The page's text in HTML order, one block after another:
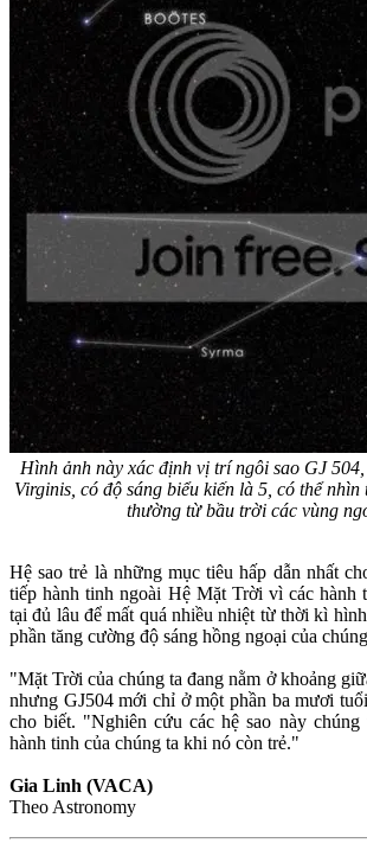
Hình ảnh này xác định vị trí ngôi sao GJ
Virginis, có độ sáng biểu kiến là 5, có thể
thường từ bầu trời các vùng
Hệ sao trẻ là những mục tiêu hấp dẫn nhất
tiếp hành tinh ngoài Hệ Mặt Trời vì các hành
tại đủ lâu để mất quá nhiều nhiệt từ thời kì
phần tăng cường độ sáng hồng ngoại của
"Mặt Trời của chúng ta đang nằm ở khoảng
nhưng GJ504 mới chỉ ở một phần ba mươi
cho biết. "Nghiên cứu các hệ sao này
hành tinh của chúng ta khi nó còn trẻ."
Gia Linh (VACA)
Theo Astronomy